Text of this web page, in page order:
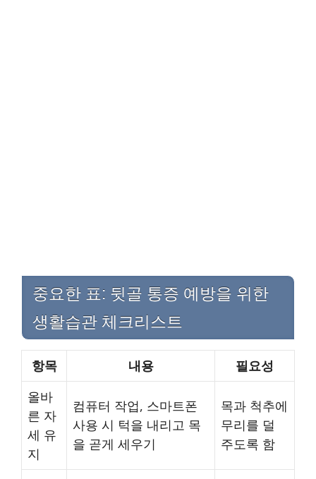
중요한 표: 뒷골 통증 예방을 위한
생활습관 체크리스트
항목 내용
필요성
올바
른 자
세 유
지
컴퓨터 작업, 스마트폰
사용 시 턱을 내리고 목
을 곧게 세우기
목과 척추에
무리를 덜
주도록 함